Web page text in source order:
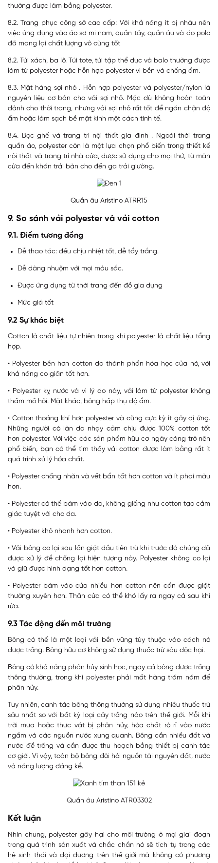
thường được làm bằng polyester.
8.2. Trang phục công sở cao cấp: Với khả năng ít bị nhàu nên
việc ứng dụng vào áo sơ mi nam, quần tây, quần âu và áo polo
đã mang lại chất lượng vô cùng tốt
8.2. Túi xách, ba lô. Túi tote, túi tập thể dục và balo thường được
làm từ polyester hoặc hỗn hợp polyester vì bền và chống ẩm.
8.3. Mặt hàng sợi nhỏ . Hỗn hợp polyester và polyester/nylon là
nguyên liệu cơ bản cho vải sợi nhỏ. Mặc dù không hoàn toàn
dành cho thời trang, nhưng vải sợi nhỏ rất tốt để ngăn chặn độ
ẩm hoặc làm sạch bề mặt kính một cách tinh tế.
8.4. Bọc ghế và trang trí nội thất gia đình . Ngoài thời trang
quần áo, polyester còn là một lựa chọn phổ biến trong thiết kế
nội thất và trang trí nhà cửa, được sử dụng cho mọi thứ, từ màn
cửa đến khăn trải bàn cho đến ga trải giường.
Quần âu Aristino ATRR15
9. So sánh vải polyester và vải cotton
9.1. Điểm tương đồng
Dễ thao tác: đều chịu nhiệt tốt, dễ tẩy trắng.
Dễ dàng nhuộm với mọi màu sắc.
Được ứng dụng từ thời trang đến đồ gia dụng
Mức giá tốt
9.2 Sự khác biệt
Cotton là chất liệu tự nhiên trong khi polyester là chất liệu tổng
hợp.
• Polyester bền hơn cotton do thành phần hóa học của nó, với
khả năng co giãn tốt hơn.
• Polyester kỵ nước và vì lý do này, vải làm từ polyester không
thấm mồ hôi. Mặt khác, bông hấp thụ độ ẩm.
• Cotton thoáng khí hơn polyester và cũng cực kỳ ít gây dị ứng.
Những người có làn da nhạy cảm chịu được 100% cotton tốt
hơn polyester. Với việc các sản phẩm hữu cơ ngày càng trở nên
phổ biến, bạn có thể tìm thấy vải cotton được làm bằng rất ít
quá trình xử lý hóa chất.
• Polyester chống nhăn và vết bẩn tốt hơn cotton và ít phai màu
hơn.
• Polyester có thể bám vào da, không giống như cotton tạo cảm
giác tuyệt vời cho da.
• Polyester khô nhanh hơn cotton.
• Vải bông co lại sau lần giặt đầu tiên trừ khi trước đó chúng đã
được xử lý để chống lại hiện tượng này. Polyester không co lại
và giữ được hình dạng tốt hơn cotton.
• Polyester bám vào cửa nhiều hơn cotton nên cần được giặt
thường xuyên hơn. Thân cửa có thể khó lấy ra ngay cả sau khi
rửa.
9.3 Tác động đến môi trường
Bông có thể là một loại vải bền vững tùy thuộc vào cách nó
được trồng. Bông hữu cơ không sử dụng thuốc trừ sâu độc hại.
Bông có khả năng phân hủy sinh học, ngay cả bông được trồng
thông thường, trong khi polyester phải mất hàng trăm năm để
phân hủy.
Tuy nhiên, canh tác bông thông thường sử dụng nhiều thuốc trừ
sâu nhất so với bất kỳ loại cây trồng nào trên thế giới. Mỗi khi
trời mưa hoặc thực vật bị phân hủy, hóa chất rò rỉ vào nước
ngầm và các nguồn nước xung quanh. Bông cần nhiều đất và
nước để trồng và cần được thu hoạch bằng thiết bị canh tác
cơ giới. Vì vậy, toàn bộ bông đòi hỏi nguồn tài nguyên đất, nước
và năng lượng đáng kể.
Quần âu Aristino ATR03302
Kết luận
Nhìn chung, polyester gây hại cho môi trường ở mọi giai đoạn
trong quá trình sản xuất và chắc chắn nó sẽ tích tụ trong các
hệ sinh thái và đại dương trên thế giới mà không có phương